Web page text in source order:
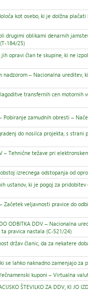
kot osebo, ki je dolžna
drugimi oblikami denarnih
184/25)
jih opravi član te skupine, ki ne
nadzorom – Nacionalna ureditev,
transfernih cen
– Pobiranje zamudnih obresti –
gradenj do nosilca projekta, s
– Tehnične težave pri
izrecnega odstopanja od
ustanov, ki je pogoj za
– Začetek veljavnosti pravice do
DO ODBITKA DDV – Nacionalna
pravica nastala (C-521/24)
držav članic, da za nekatere
ki se lahko naknadno zamenjajo
Večnamenski kuponi – Virtualna
ŠTEVILKO ZA DDV, KI JO